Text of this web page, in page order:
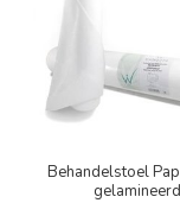
Behandelstoel
gelamineerd